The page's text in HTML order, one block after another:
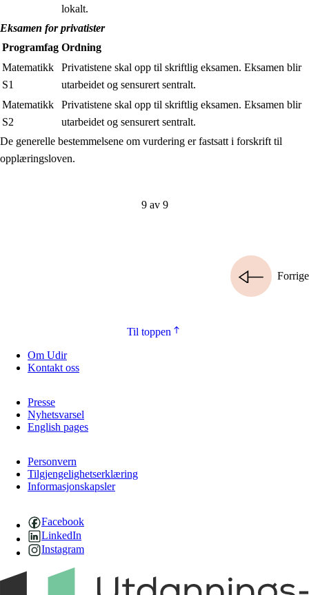
lokalt.
Eksamen for privatister
Programfag Ordning
Matematikk
S1
Privatistene skal opp til skriftlig eksamen. Eksamen blir
utarbeidet og sensurert sentralt.
Matematikk
S2
Privatistene skal opp til skriftlig eksamen. Eksamen blir
utarbeidet og sensurert sentralt.
De generelle bestemmelsene om vurdering er fastsatt i forskrift til
opplæringsloven.
9 av 9
Forrige
Til toppen
Om Udir
Kontakt oss
Presse
Nyhetsvarsel
English pages
Personvern
Tilgjengelighetserklæring
Informasjonskapsler
Facebook
LinkedIn
Instagram